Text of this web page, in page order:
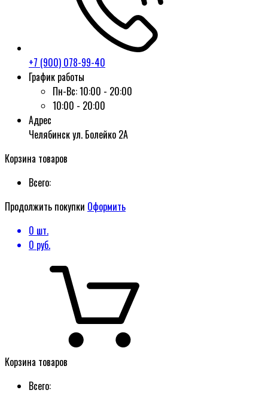
+7 (900) 078-99-40
График работы
Пн-Вс:10:00 - 20:00
10:00 - 20:00
Адрес
Челябинск ул. Болейко 2А
Корзина товаров
Всего:
Продолжить покупки Оформить
0 шт.
0 руб.
Корзина товаров
Всего: